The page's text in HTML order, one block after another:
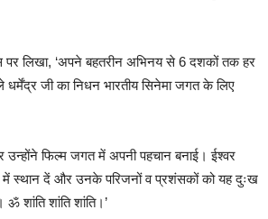
पर लिखा, ‘अपने बहतरीन अभिनय से 6 दशकों तक हर
जी का निधन भारतीय सिनेमा जगत के लिए
उन्होंने फिल्म जगत में अपनी पहचान बनाई। ईश्वर
में स्थान दें और उनके परिजनों व प्रशंसकों को यह दुःख
शांति शांति शांति।’